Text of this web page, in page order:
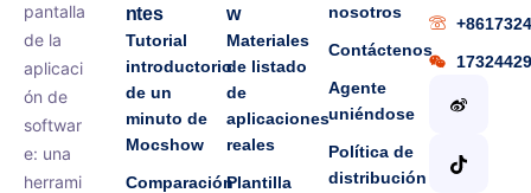
pantalla
de la
aplicaci
ón de
softwar
e: una
herrami
ntes
Tutorial
introductorio
de un
minuto de
Mocshow
Comparación
w
Materiales
de listado
de
aplicaciones
reales
Plantilla
nosotros
Contáctenos
Agente
uniéndose
Política de
distribución